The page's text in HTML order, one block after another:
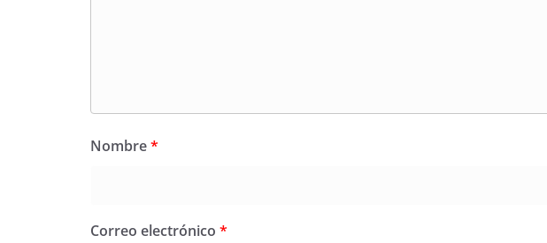
Nombre*
Correo electrónico *